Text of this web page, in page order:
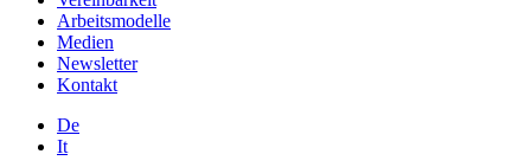
Arbeitsmodelle
Medien
Newsletter
Kontakt
De
It